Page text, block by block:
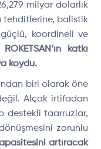
milyar dolarlık
tehditlerine, balistik
güçlü, koordineli ve
katkı
koydu.
biri olarak öne
Alçak irtifadan
destekli taarruzlar,
zorunlu
artıracak